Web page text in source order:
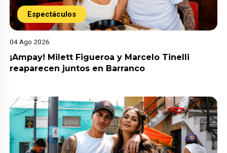
Espectáculos
04 Ago 2026
¡Ampay! Milett Figueroa y Marcelo Tinelli
reaparecen juntos en Barranco